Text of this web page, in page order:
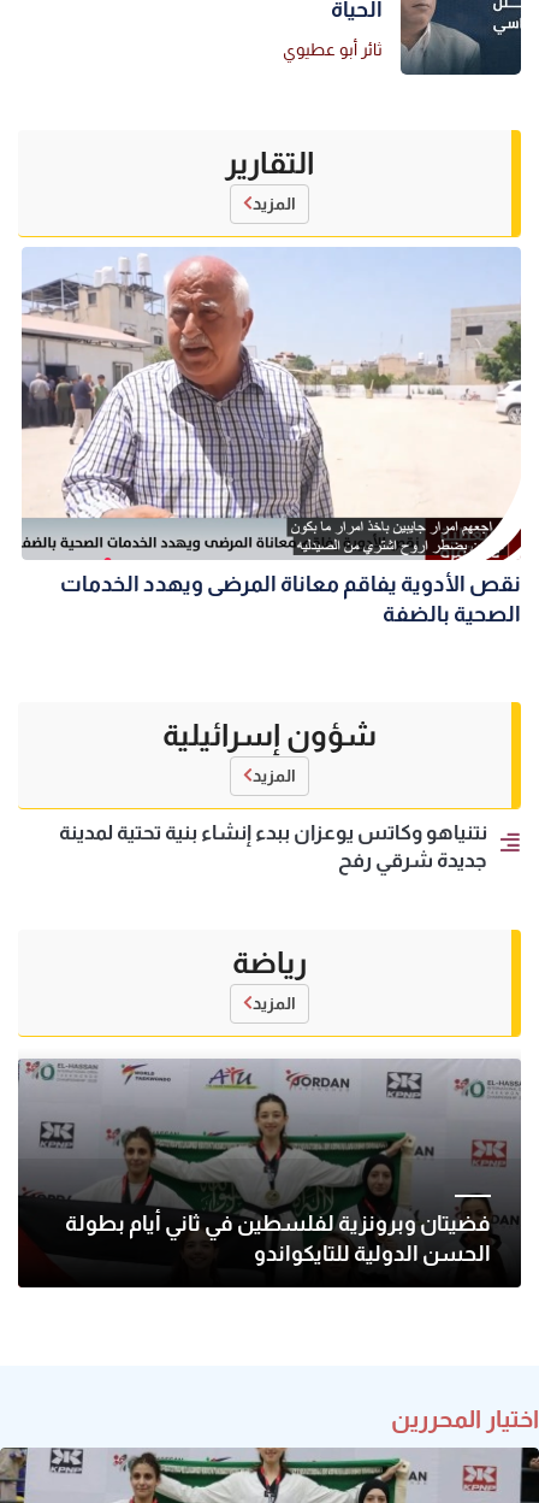
الحياة
ثائر أبو عطيوي
التقارير
المزيد
نقص الأدوية يفاقم معاناة المرضى ويهدد الخدمات
الصحية بالضفة
شؤون إسرائيلية
المزيد
نتنياهو وكاتس يوعزان ببدء إنشاء بنية تحتية لمدينة
جديدة شرقي رفح
رياضة
المزيد
فضيتان وبرونزية لفلسطين في ثاني أيام بطولة
الحسن الدولية للتايكواندو
اختيار المحررين